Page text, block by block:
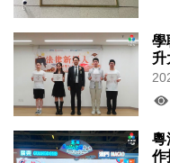
學
升
粵
作